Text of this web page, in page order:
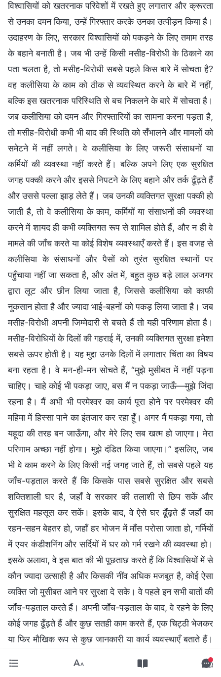
विश्वासियों को खतरनाक परिवेशों में रखते हुए लगातार और क्रूरता
से उनका दमन किया, उन्हें गिरफ्तार करके उनका उत्पीड़न किया है।
उदाहरण के लिए, सरकार विश्वासियों को पकड़ने के लिए तमाम तरह
के बहाने बनाती है। जब भी उन्हें किसी मसीह-विरोधी के ठिकाने का
पता चलता है, तो मसीह-विरोधी सबसे पहले किस बारे में सोचता है?
वह कलीसिया के काम को ठीक से व्यवस्थित करने के बारे में नहीं,
बल्कि इस खतरनाक परिस्थिति से बच निकलने के बारे में सोचता है।
जब कलीसिया को दमन और गिरफ्तारियों का सामना करना पड़ता है,
तो मसीह-विरोधी कभी भी बाद की स्थिति को सँभालने और मामलों को
समेटने में नहीं लगते। वे कलीसिया के लिए जरूरी संसाधनों या
कर्मियों की व्यवस्था नहीं करते हैं। बल्कि अपने लिए एक सुरक्षित
जगह पक्की करने और इससे निपटने के लिए बहाने और तर्क ढूँढ़ते हैं
और उससे पल्ला झाड़ लेते हैं। जब उनकी व्यक्तिगत सुरक्षा पक्की हो
जाती है, तो वे कलीसिया के काम, कर्मियों या संसाधनों की व्यवस्था
करने में शायद ही कभी व्यक्तिगत रूप से शामिल होते हैं, और न ही वे
मामले की जाँच करते या कोई विशेष व्यवस्थाएँ करते हैं। इस वजह से
कलीसिया के संसाधनों और पैसों को तुरंत सुरक्षित स्थानों पर
पहुँचाया नहीं जा सकता है, और अंत में, बहुत कुछ बड़े लाल अजगर
द्वारा लूट और छीन लिया जाता है, जिससे कलीसिया को काफी
नुकसान होता है और ज्यादा भाई-बहनों को पकड़ लिया जाता है। जब
मसीह-विरोधी अपनी जिम्मेदारी से बचते हैं तो यही परिणाम होता है।
मसीह-विरोधियों के दिलों की गहराई में, उनकी व्यक्तिगत सुरक्षा हमेशा
सबसे ऊपर होती है। यह मुद्दा उनके दिलों में लगातार चिंता का विषय
बना रहता है। वे मन-ही-मन सोचते हैं, “मुझे मुसीबत में नहीं पड़ना
चाहिए। चाहे कोई भी पकड़ा जाए, बस मैं न पकड़ा जाऊँ—मुझे जिंदा
रहना है। मैं अभी भी परमेश्वर का कार्य पूरा होने पर परमेश्वर की
महिमा में हिस्सा पाने का इंतजार कर रहा हूँ। अगर मैं पकड़ा गया, तो
यहूदा की तरह बन जाऊँगा, और मेरे लिए सब खत्म हो जाएगा। मेरा
परिणाम अच्छा नहीं होगा। मुझे दंडित किया जाएगा।” इसलिए, जब
भी वे काम करने के लिए किसी नई जगह जाते हैं, तो सबसे पहले यह
जाँच-पड़ताल करते हैं कि किसके पास सबसे सुरक्षित और सबसे
शक्तिशाली घर है, जहाँ वे सरकार की तलाशी से छिप सकें और
सुरक्षित महसूस कर सकें। इसके बाद, वे ऐसे घर ढूँढ़ते हैं जहाँ का
रहन-सहन बेहतर हो, जहाँ हर भोजन में माँस परोसा जाता हो, गर्मियों
में एयर कंडीशनिंग और सर्दियों में घर को गर्म रखने की व्यवस्था हो।
इसके अलावा, वे इस बात की भी पूछताछ करते हैं कि विश्वासियों में से
कौन ज्यादा उत्साही है और किसकी नींव अधिक मजबूत है, कोई ऐसा
व्यक्ति जो मुसीबत आने पर सुरक्षा दे सके। वे पहले इन सभी बातों की
जाँच-पड़ताल करते हैं। अपनी जाँच-पड़ताल के बाद, वे रहने के लिए
कोई जगह ढूँढ़ते हैं और कुछ सतही काम करते हैं, एक चिट्ठी भेजकर
या फिर मौखिक रूप से कुछ जानकारी या कार्य व्यवस्थाएँ बताते हैं।
अब, क्या तुम्हें लगता है कि मसीह-विरोधी काम करने में सक्षम हैं?
अगर तुम यह देखो कि वे कैसे सावधानी बरतते हुए और साफ-सुथरे